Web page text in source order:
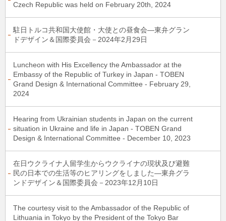
Czech Republic was held on February 20th, 2024
駐日トルコ共和国大使館・大使との昼食会―東弁グラン
ドデザイン＆国際委員会－2024年2月29日
Luncheon with His Excellency the Ambassador at the
Embassy of the Republic of Turkey in Japan - TOBEN
Grand Design & International Committee - February 29,
2024
Hearing from Ukrainian students in Japan on the current
situation in Ukraine and life in Japan - TOBEN Grand
Design & International Committee - December 10, 2023
在日ウクライナ人留学生からウクライナの現状及び避難
民の日本での生活等のヒアリングをしました―東弁グラ
ンドデザイン＆国際委員会－2023年12月10日
The courtesy visit to the Ambassador of the Republic of
Lithuania in Tokyo by the President of the Tokyo Bar